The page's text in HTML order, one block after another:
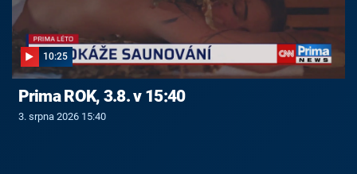
10:25
Prima ROK, 3.8. v 15:40
3. srpna 2026 15:40